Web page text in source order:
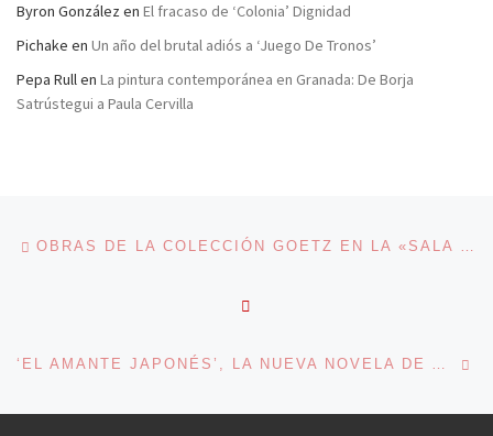
Byron González en El fracaso de ‘Colonia’ Dignidad
Pichake en Un año del brutal adiós a ‘Juego De Tronos’
Pepa Rullen La pintura contemporánea en Granada: De Borja
Satrústegui a Paula Cervilla
Navegación de entradas OBRAS DE LA COLECCIÓN GOETZ EN LA «SALA DE ARTE SANTANDER» DE MADRID
‘EL AMANTE JAPONÉS’, LA NUEVA NOVELA DE ALLENDE